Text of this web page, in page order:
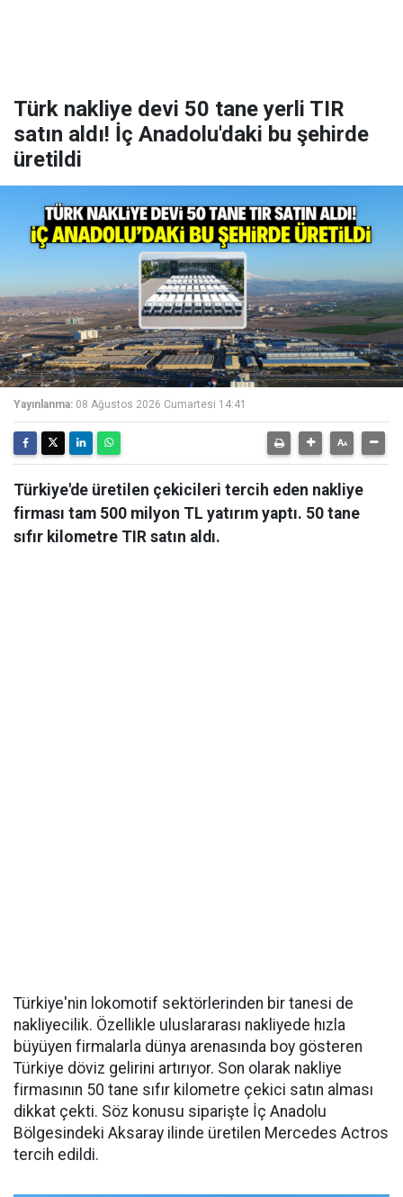
Türk nakliye devi 50 tane yerli TIR
satın aldı! İç Anadolu'daki bu şehirde
üretildi
Yayınlanma: 08 Ağustos 2026 Cumartesi 14:41
Türkiye'de üretilen çekicileri tercih eden nakliye
firması tam 500 milyon TL yatırım yaptı. 50 tane
sıfır kilometre TIR satın aldı.
Türkiye'nin lokomotif sektörlerinden bir tanesi de
nakliyecilik. Özellikle uluslararası nakliyede hızla
büyüyen firmalarla dünya arenasında boy gösteren
Türkiye döviz gelirini artırıyor. Son olarak nakliye
firmasının 50 tane sıfır kilometre çekici satın alması
dikkat çekti. Söz konusu siparişte İç Anadolu
Bölgesindeki Aksaray ilinde üretilen Mercedes Actros
tercih edildi.